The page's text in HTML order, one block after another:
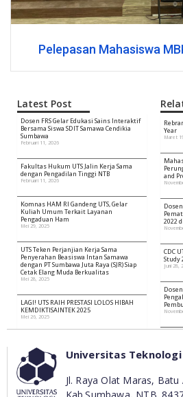
Pelepasan Mahasiswa
Latest Post
Dosen FRS Gelar Edukasi Sains Interaktif
Bersama Siswa SDIT Samawa Cendikia
Sumbawa
Februari 11, 2026
Fakultas Hukum UTS Jalin Kerja Sama
dengan Pengadilan Tinggi NTB
Februari 11, 2026
Komnas HAM RI Gandeng UTS, Gelar
Kuliah Umum Terkait Layanan
Pengaduan Ham
Mei 29, 2025
UTS Teken Perjanjian Kerja Sama
Penyerahan Beasiswa Intan Samawa
dengan PT Sumbawa Juta Raya (SJR) Siap
Cetak Elang Muda Berkualitas
Mei 28, 2025
LAGI! UTS RAIH PRESTASI LOLOS HIBAH
KEMDIKTISAINTEK 2025
Mei 26, 2025
Year
Maret
and
2022
CDC
Study
Juni 28,
Universitas Teknologi
Jl. Raya Olat Maras,
Kab.Sumbawa, NTB.